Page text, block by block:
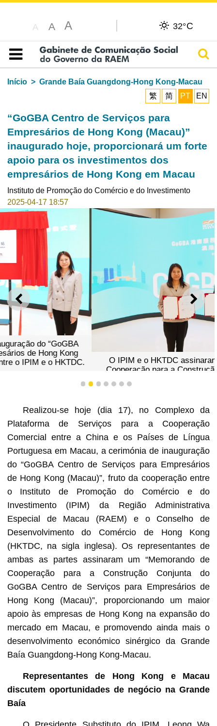
A A A 32°C
Índice
Início
Grande Baía Guangdong-Hong Kong-Macau
繁
简 PT EN
“GoGBA Centro de Serviços para
Empresários de Hong Kong (Macau)”
inaugurado hoje, proporcionará um forte
apoio para os investimentos dos
empresários de Hong Kong em Macau
Instituto de Promoção do Comércio e do Investimento
2025-04-17 18:57
ANTERIOR
O IPIM e o HKTDC assinaram um “Memorando de
Cooperação para a Construção Conjunta do GoGBA
(Macau)”. 003: Intervenção de Leong Wa Fong,
1 2 3 4 5 6 7
Realizou-se hoje (dia 17), no Complexo da
Plataforma de Serviços para a Cooperação
Comercial entre a China e os Países de Língua
Portuguesa em Macau, a cerimónia de inauguração
do “GoGBA Centro de Serviços para Empresários
de Hong Kong (Macau)”, fruto da cooperação entre
o Instituto de Promoção do Comércio e do
Investimento (IPIM) da Região Administrativa
Especial de Macau (RAEM) e o Conselho de
Desenvolvimento do Comércio de Hong Kong
(HKTDC, na sigla inglesa). Os representantes de
ambas as partes assinaram um “Memorando de
Cooperação para a Construção Conjunta do
GoGBA Centro de Serviços para Empresários de
Hong Kong (Macau)”, proporcionando um maior
apoio às empresas de Hong Kong na expansão do
mercado em Macau, e promovendo ainda mais o
desenvolvimento económico sinérgico da Grande
Baía Guangdong-Hong Kong-Macau.
Representantes de Hong Kong e Macau
discutem oportunidades de negócio na Grande
Baía